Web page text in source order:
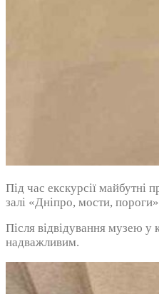
Під час екскурсії майбутні
залі «Дніпро, мости,
Після відвідування музею у
надважливим.